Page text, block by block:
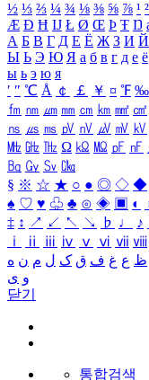
½ ⅓ ⅔ ¼ ¾ ⅛ ⅜ ⅝ ⅞ ¹ ²
Æ Ð Ħ Ĳ Ł Ø Œ Þ Ŧ Ŋ
А Б В Г Д Е Ё Ж З И Й
Ы Ь Э Ю Я а б в г д е ё
ы ь э ю я
′ ″ ℃ Å ￠ ￡ ￥ ¤ ℉ ‰
㎙ ㎚ ㎛ ㎜ ㎝ ㎞ ㎟ ㎠
㎱ ㎲ ㎳ ㎴ ㎵ ㎶ ㎷ ㎸
㎒ ㎓ ㎔ Ω ㏀ ㏁ ㎊ ㎋
㏃ ㏉ ㏜ ㏆
§ ※ ☆ ★ ○ ● ◎ ◇ ◆
♠ ♡ ♥ ♧ ♣ ⊙ ◈ ▣ ◐
‡ ↕ ↗ ↙ ↖ ↘ ♭ ♩ ♪
ⅰ
ⅱ ⅲ ⅳ ⅴ ⅵ ⅶ ⅷ
ظ ع غ ف ق ک ل م ن ه
و ی
닫기
통합검색